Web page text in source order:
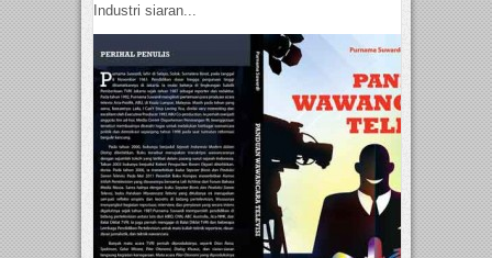
Industri siaran...